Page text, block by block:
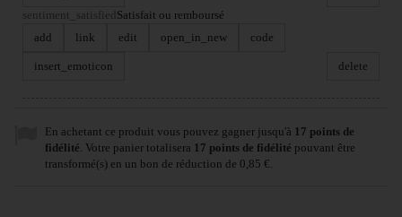
sentiment_satisfied Satisfait ou remboursé
add
link edit open_in_new code
insert_emoticon delete
En achetant ce produit vous pouvez gagner jusqu'à 17 points de
fidélité . Votre panier totalisera 17 points de fidélité pouvant être
transformé(s) en un bon de réduction de 0,85 €